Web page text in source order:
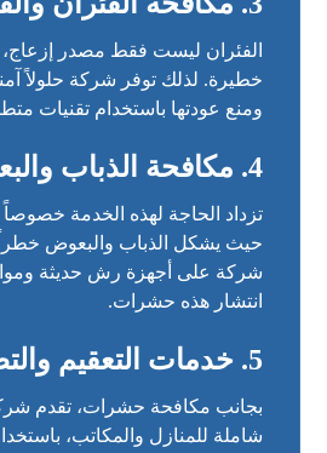
الفئران ليست فقط مصدر إزعاج،
خطيرة. لذلك توفر شركة حلولاً
ومنع عودتها باستخدام تقنيات
4. مكافحة الذباب والبعوض
تزداد الحاجة لهذه الخدمة
حيث يشكل الذباب والبعوض
شركة على أجهزة رش حديثة ومواد
انتشار هذه حشرات.
5. خدمات التعقيم والتطهير
بجانب مكافحة حشرات، تقدم
شاملة للمنازل والمكاتب،